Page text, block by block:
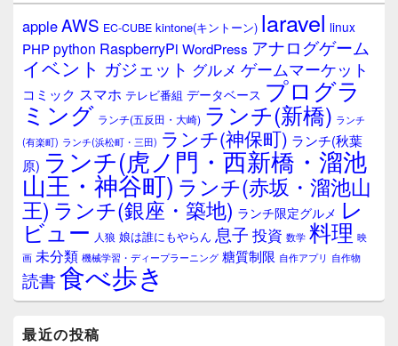
ウ
ィ
ジ
ェ
ア
appleAWS EC-CUBE kintone(キントーン) laravel linux
PHPpython RaspberryPi WordPress アナログゲーム
イベント ガジェット グルメ ゲームマーケット
コミック スマホ テレビ番組 データベース プログラ
ミング ランチ(五反田・大崎) ランチ(新橋) ランチ
(有楽町) ランチ(浜松町・三田) ランチ(神保町) ランチ(秋葉
原) ランチ(虎ノ門・西新橋・溜池
山王・神谷町) ランチ(赤坂・溜池山
王) ランチ(銀座・築地) ランチ限定グルメ レ
ビュー 人狼 娘は誰にもやらん 息子 投資 数学 料理 映
画 未分類 機械学習・ディープラーニング 糖質制限 自作アプリ 自作物
読書食べ歩き
最近の投稿